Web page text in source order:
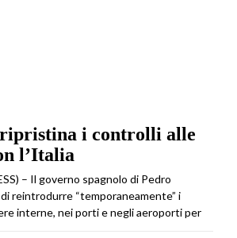
ripristina i controlli alle
l’Italia
– Il governo spagnolo di Pedro
reintrodurre “temporaneamente” i
interne, nei porti e negli aeroporti per